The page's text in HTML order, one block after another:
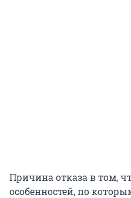
Причина отказа в том,
особенностей, по